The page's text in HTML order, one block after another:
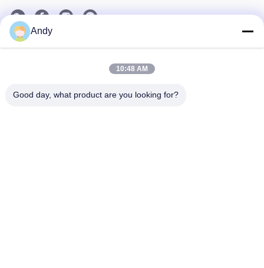
La nostra newsletter
Iscriviti alla nostra newsletter per sconti e altro.
Andy
10:48 AM
Good day, what product are you looking for?